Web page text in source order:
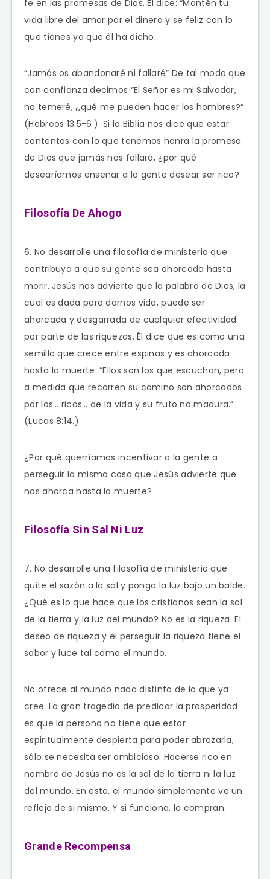
fe en las promesas de Dios. Él dice: “Mantén tu
vida libre del amor por el dinero y se feliz con lo
que tienes ya que él ha dicho:
“Jamás os abandonaré ni fallaré” De tal modo que
con confianza decimos “El Señor es mi Salvador,
no temeré, ¿qué me pueden hacer los hombres?”
(Hebreos 13:5-6.). Si la Biblia nos dice que estar
contentos con lo que tenemos honra la promesa
de Dios que jamás nos fallará, ¿por qué
desearíamos enseñar a la gente desear ser rica?
Filosofía De Ahogo
6. No desarrolle una filosofía de ministerio que
contribuya a que su gente sea ahorcada hasta
morir. Jesús nos advierte que la palabra de Dios, la
cual es dada para darnos vida, puede ser
ahorcada y desgarrada de cualquier efectividad
por parte de las riquezas. Él dice que es como una
semilla que crece entre espinas y es ahorcada
hasta la muerte. “Ellos son los que escuchan, pero
a medida que recorren su camino son ahorcados
por los… ricos… de la vida y su fruto no madura.”
(Lucas 8:14.)
¿Por qué querríamos incentivar a la gente a
perseguir la misma cosa que Jesús advierte que
nos ahorca hasta la muerte?
Filosofía Sin Sal Ni Luz
7. No desarrolle una filosofía de ministerio que
quite el sazón a la sal y ponga la luz bajo un balde.
¿Qué es lo que hace que los cristianos sean la sal
de la tierra y la luz del mundo? No es la riqueza. El
deseo de riqueza y el perseguir la riqueza tiene el
sabor y luce tal como el mundo.
No ofrece al mundo nada distinto de lo que ya
cree. La gran tragedia de predicar la prosperidad
es que la persona no tiene que estar
espiritualmente despierta para poder abrazarla,
sólo se necesita ser ambicioso. Hacerse rico en
nombre de Jesús no es la sal de la tierra ni la luz
del mundo. En esto, el mundo simplemente ve un
reflejo de si mismo. Y si funciona, lo compran.
Grande Recompensa